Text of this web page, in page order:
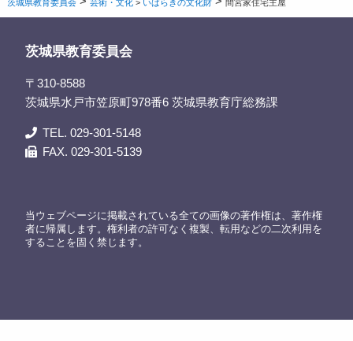
茨城県教育委員会 芸術・文化 > いばらきの文化財 間宮家住宅主屋
茨城県教育委員会
〒310-8588
茨城県水戸市笠原町978番6 茨城県教育庁総務課
TEL. 029-301-5148
FAX. 029-301-5139
当ウェブページに掲載されている全ての画像の著作権は、著作権
者に帰属します。権利者の許可なく複製、転用などの二次利用を
することを固く禁じます。